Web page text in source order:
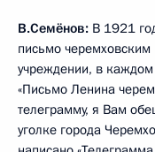
В.Семёнов: В 1921
письмо
учреждении, в каждом
«Письмо Ленина
телеграмму, я Вам
уголке города